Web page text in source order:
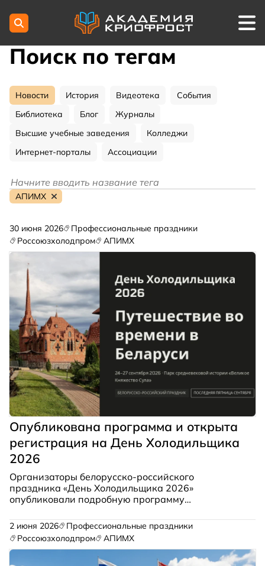
Поиск по тегам
Новости История Видеотека
События
Библиотека
Блог
Журналы
Высшие учебные заведения
Колледжи
Интернет-порталы
Ассоциации
АПИМХ
30 июня 2026
Профессиональные праздники
Россоюзхолодпром
АПИМХ
Опубликована программа и открыта
регистрация на День Холодильщика
2026
Организаторы белорусско-российского
праздника «День Холодильщика 2026»
опубликовали подробную программу
участников. Праздник состоится с 24 по 27
сентября на площадке Парка средневековой
истории «Великое Княжество Сула» в Беларуси.
2 июня 2026
Профессиональные праздники
Россоюзхолодпром
АПИМХ